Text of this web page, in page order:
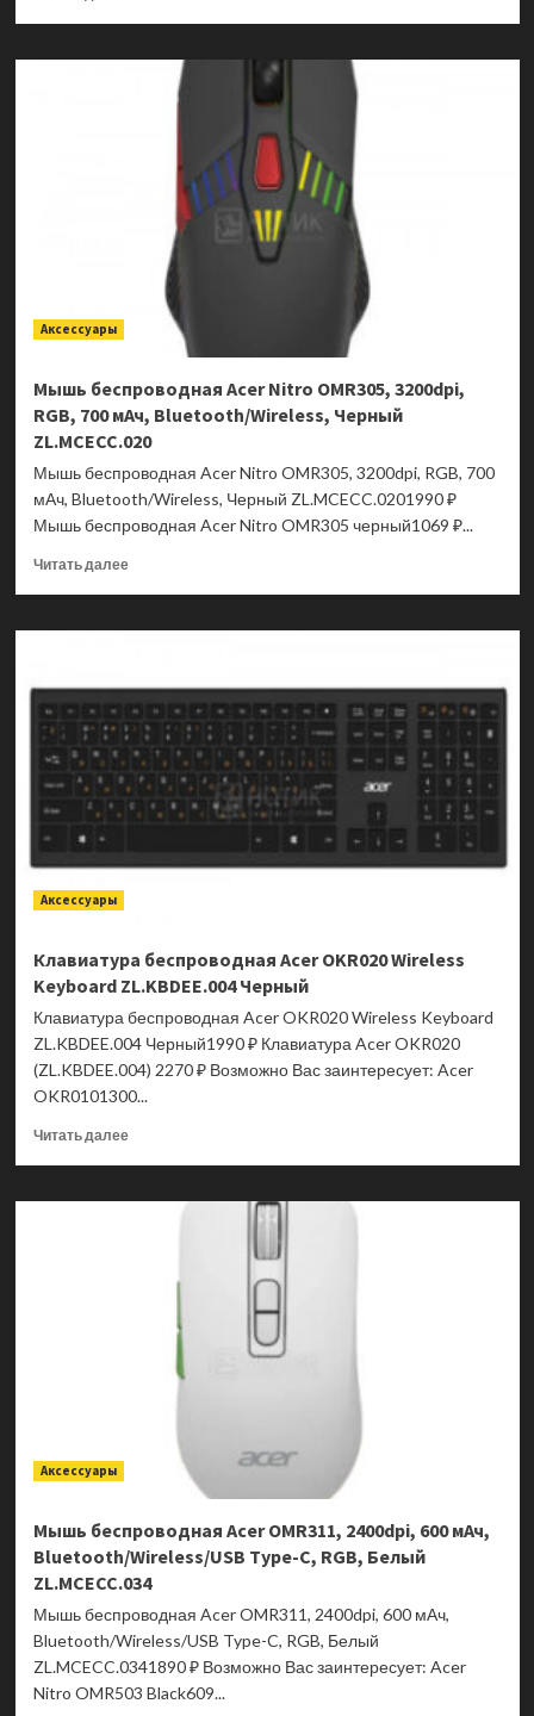
Ноутбук
IdeaPad
16AKP10
83JN000XUS
Аксессуары
Мышь беспроводная Acer Nitro OMR305, 3200dpi,
RGB, 700 мАч, Bluetooth/Wireless, Черный
ZL.MCECC.020
Мышь беспроводная Acer Nitro OMR305, 3200dpi, RGB, 700
мАч, Bluetooth/Wireless, Черный ZL.MCECC.0201990 ₽
Мышь беспроводная Acer Nitro OMR305 черный1069 ₽...
Читать далееПрочитать
Мышь
OMR305,
3200dpi,
RGB,
700
мАч,
Аксессуары
Клавиатура беспроводная Acer OKR020 Wireless
Keyboard ZL.KBDEE.004 Черный
Клавиатура беспроводная Acer OKR020 Wireless Keyboard
ZL.KBDEE.004 Черный1990 ₽ Клавиатура Acer OKR020
(ZL.KBDEE.004) 2270 ₽ Возможно Вас заинтересует: Acer
OKR0101300...
Читать далееПрочитать
Клавиатура
ZL.KBDEE.004
Черный
Аксессуары
Мышь беспроводная Acer OMR311, 2400dpi, 600 мАч,
Bluetooth/Wireless/USB Type-C, RGB, Белый
ZL.MCECC.034
Мышь беспроводная Acer OMR311, 2400dpi, 600 мАч,
Bluetooth/Wireless/USB Type-C, RGB, Белый
ZL.MCECC.0341890 ₽ Возможно Вас заинтересует: Acer
Nitro OMR503 Black609...